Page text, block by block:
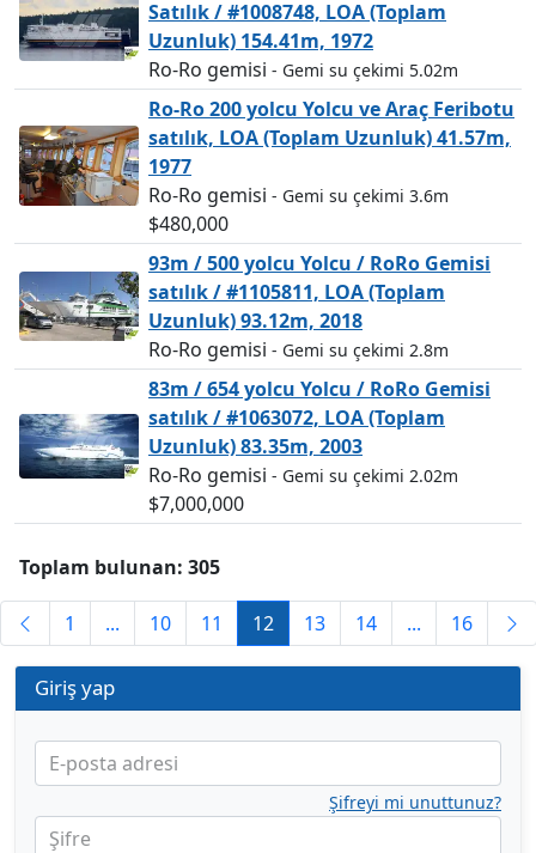
Satılık / #1008748, LOA (Toplam
Uzunluk) 154.41m, 1972
Ro-Ro gemisi - Gemi su çekimi 5.02m
Ro-Ro 200 yolcu Yolcu ve Araç Feribotu
satılık, LOA (Toplam Uzunluk) 41.57m,
1977
Ro-Ro gemisi - Gemi su çekimi 3.6m
$480,000
93m / 500 yolcu Yolcu / RoRo Gemisi
satılık / #1105811, LOA (Toplam
Uzunluk) 93.12m, 2018
Ro-Ro gemisi - Gemi su çekimi 2.8m
83m / 654 yolcu Yolcu / RoRo Gemisi
satılık / #1063072, LOA (Toplam
Uzunluk) 83.35m, 2003
Ro-Ro gemisi - Gemi su çekimi 2.02m
$7,000,000
Toplam bulunan: 305
1 ... 10 11 12 13 14 ... 16
Giriş yap
E-posta adresi
Şifre
Şifreyi mi unuttunuz?